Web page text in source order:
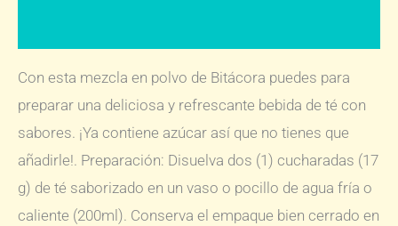
Con esta mezcla en polvo de Bitácora puedes para
preparar una deliciosa y refrescante bebida de té con
sabores. ¡Ya contiene azúcar así que no tienes que
añadirle!. Preparación: Disuelva dos (1) cucharadas (17
g) de té saborizado en un vaso o pocillo de agua fría o
caliente (200ml). Conserva el empaque bien cerrado en